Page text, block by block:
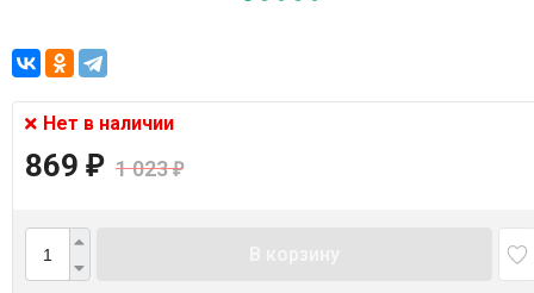
Нет в наличии
869 ₽ 1 023₽